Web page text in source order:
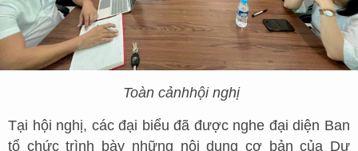
Toàn cảnhhội nghị
Tại hội nghị, các đại biểu đã được nghe đại diện Ban
tổ chức trình bày những nội dung cơ bản của Dự